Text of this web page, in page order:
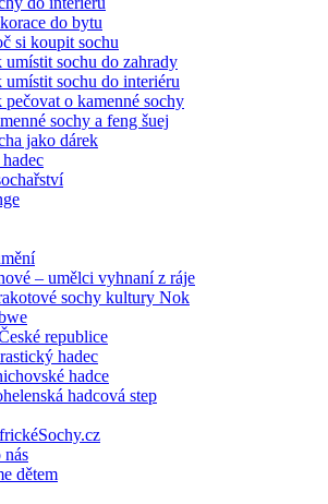
do bytu
si koupit sochu
umístit sochu do zahrady
umístit sochu do interiéru
pečovat o kamenné sochy
sochy a feng šuej
jako dárek
– umělci vyhnaní z ráje
sochy kultury Nok
republice
hadec
hadce
hadcová step
nás
dětem